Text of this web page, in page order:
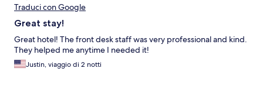
Traduci con Google
Great stay!
Great hotel! The front desk staff was very professional and kind.
They helped me anytime I needed it!
Justin, viaggio di 2 notti